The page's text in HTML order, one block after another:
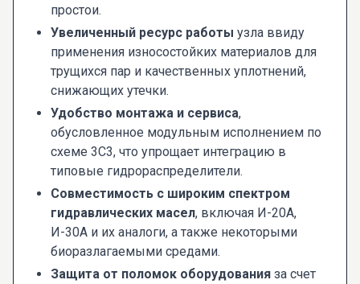
простои.
Увеличенный ресурс работы узла ввиду
применения износостойких материалов для
трущихся пар и качественных уплотнений,
снижающих утечки.
Удобство монтажа и сервиса,
обусловленное модульным исполнением по
схеме 3С3, что упрощает интеграцию в
типовые гидрораспределители.
Совместимость с широким спектром
гидравлических масел, включая И-20А,
И-30А и их аналоги, а также некоторыми
биоразлагаемыми средами.
Защита от поломок оборудования за счет